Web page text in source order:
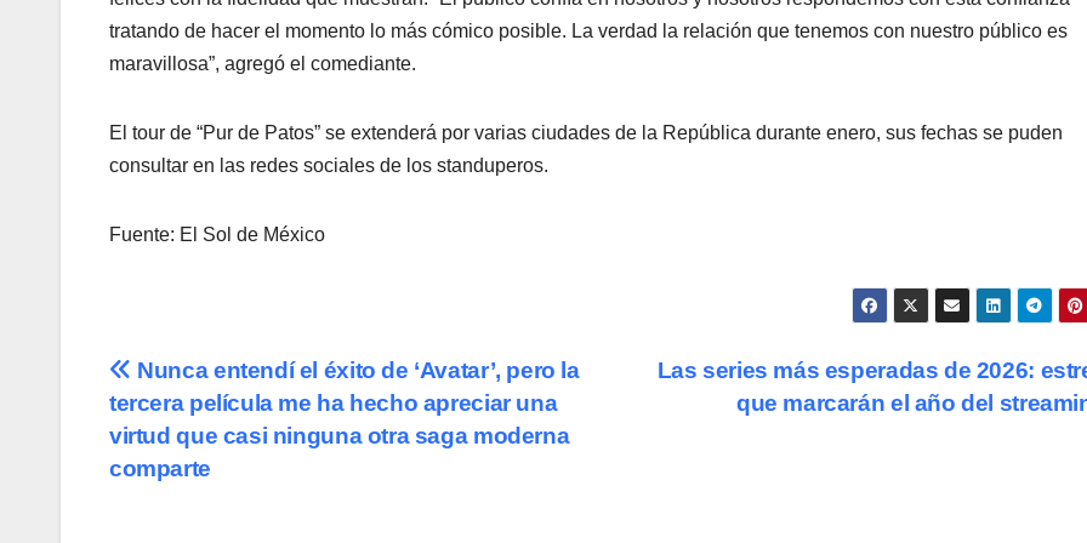
tratando de hacer el momento lo más cómico posible. La verdad la relación que tenemos con nuestro público es
maravillosa”, agregó el comediante.
El tour de “Pur de Patos” se extenderá por varias ciudades de la República durante enero, sus fechas se puden
consultar en las redes sociales de los standuperos.
Fuente: El Sol de México
Navegación
de
entradas
Las series más esperadas de 2026:
que marcarán el año del
Nunca entendí el éxito de ‘Avatar’, pero la
tercera película me ha hecho apreciar una
virtud que casi ninguna otra saga moderna
comparte